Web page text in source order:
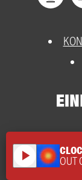
play_arrow OUT